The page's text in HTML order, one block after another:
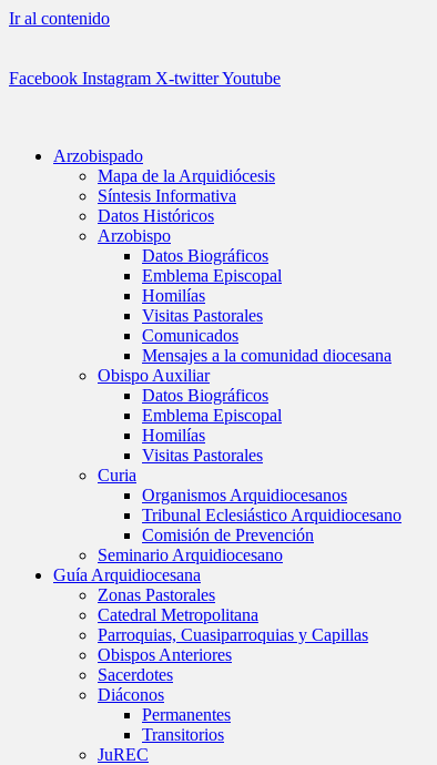
Ir al contenido
Facebook Instagram X-twitterYoutube
Arzobispado
Mapa de la Arquidiócesis
Síntesis Informativa
Datos Históricos
Arzobispo
Datos Biográficos
Emblema Episcopal
Homilías
Visitas Pastorales
Comunicados
Mensajes a la comunidad diocesana
Obispo Auxiliar
Datos Biográficos
Emblema Episcopal
Homilías
Visitas Pastorales
Curia
Organismos Arquidiocesanos
Tribunal Eclesiástico Arquidiocesano
Comisión de Prevención
Seminario Arquidiocesano
Guía Arquidiocesana
Zonas Pastorales
Catedral Metropolitana
Parroquias, Cuasiparroquias y Capillas
Obispos Anteriores
Sacerdotes
Diáconos
Permanentes
Transitorios
JuREC